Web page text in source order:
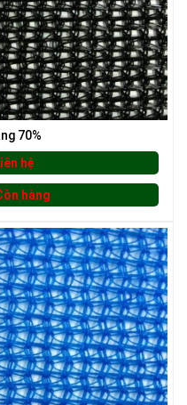
CHỮ NHẬT
VẬT
70%
hệ
hàng